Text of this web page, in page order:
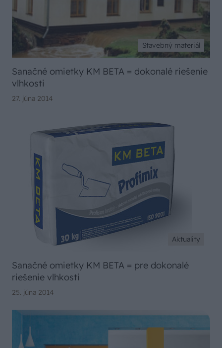
Stavebný materiál
Sanačné omietky KM BETA = dokonalé riešenie
vlhkosti
27. júna 2014
Aktuality
Sanačné omietky KM BETA = pre dokonalé
riešenie vlhkosti
25. júna 2014